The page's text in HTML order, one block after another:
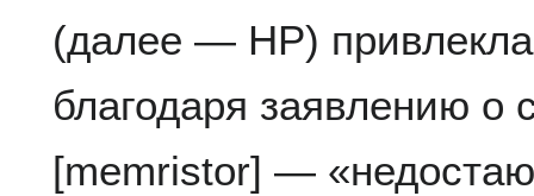
(далее — HP)
благодаря заявлению о
[memristor] —